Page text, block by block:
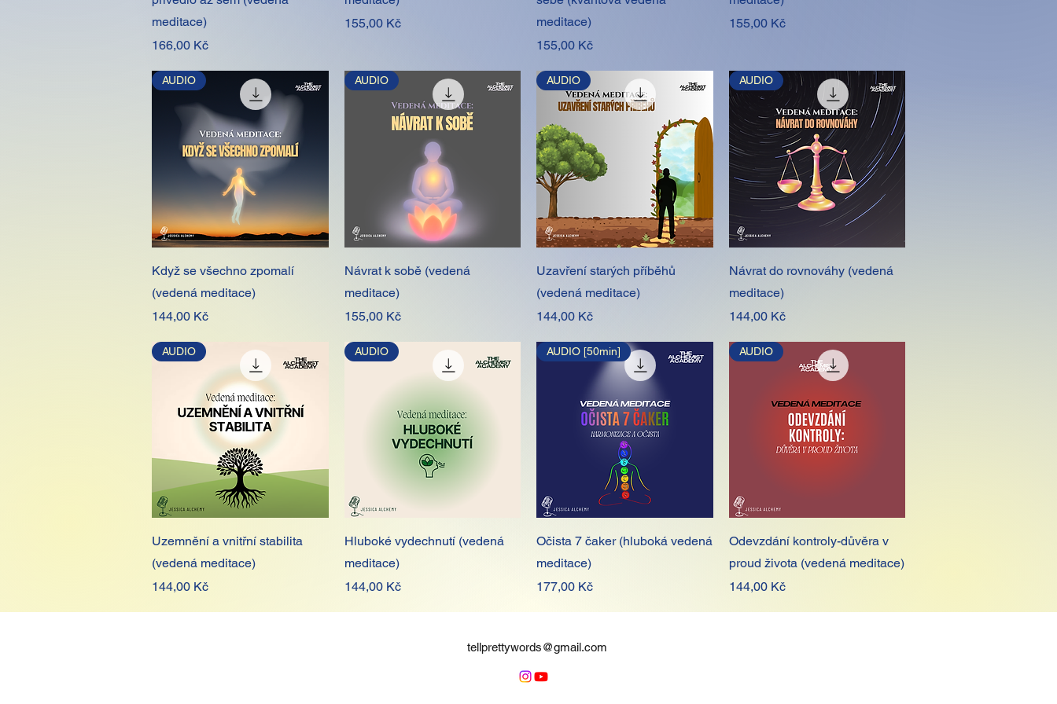
meditace)
Cena
166,00 Kč
Cena
155,00 Kč
meditace)
Cena
155,00 Kč
Cena
155,00 Kč
Rychlý náhled
AUDIO
Když se všechno zpomalí
(vedená meditace)
Cena
144,00 Kč
Rychlý náhled
AUDIO
Návrat k sobě (vedená
meditace)
Cena
155,00 Kč
Rychlý náhled
AUDIO
Uzavření starých příběhů
(vedená meditace)
Cena
144,00 Kč
Rychlý náhled
AUDIO
Návrat do rovnováhy (vedená
meditace)
Cena
144,00 Kč
Rychlý náhled
AUDIO
Uzemnění a vnitřní stabilita
(vedená meditace)
Cena
144,00 Kč
Rychlý náhled
AUDIO
Hluboké vydechnutí (vedená
meditace)
Cena
144,00 Kč
Rychlý náhled
AUDIO [50min]
Očista 7 čaker (hluboká vedená
meditace)
Cena
177,00 Kč
Rychlý náhled
AUDIO
Odevzdání kontroly-důvěra v
proud života (vedená meditace)
Cena
144,00 Kč
tellprettywords@gmail.com